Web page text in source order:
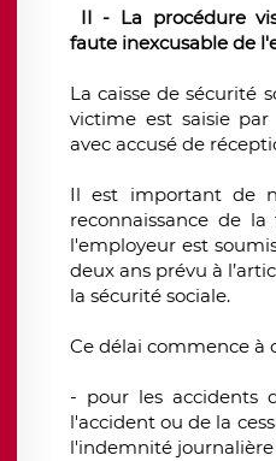
II - La procédure
faute inexcusable de
La caisse de sécurité
victime est saisie
avec accusé de
Il est important de
reconnaissance de
l'employeur est
deux ans prévu à
la sécurité sociale.
Ce délai commence à
- pour les accidents
l'accident ou de la
l'indemnité journalière